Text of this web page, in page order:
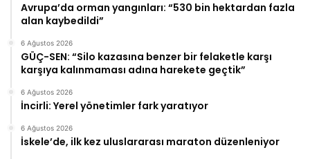
Avrupa’da orman yangınları: “530 bin hektardan fazla
alan kaybedildi”
6 Ağustos 2026
GÜÇ-SEN: “Silo kazasına benzer bir felaketle karşı
karşıya kalınmaması adına harekete geçtik”
6 Ağustos 2026
İncirli: Yerel yönetimler fark yaratıyor
6 Ağustos 2026
İskele’de, ilk kez uluslararası maraton düzenleniyor